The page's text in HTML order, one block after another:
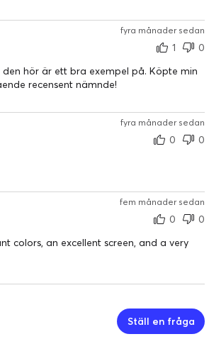
fyra månader sedan
1
0
hör är ett bra exempel på. Köpte min
recensent nämnde!
fyra månader sedan
0
0
fem månader sedan
0
0
colors, an excellent screen, and a very
Ställ en fråga